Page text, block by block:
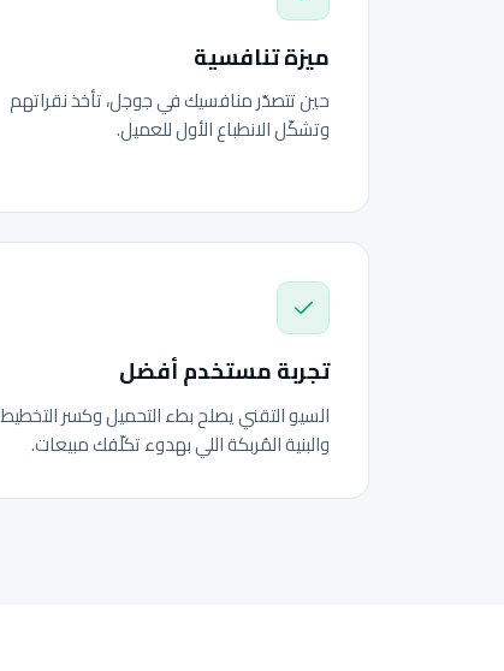
ميزة تنافسية
حين تتصدّر منافسيك في جوجل، تأخذ نقراتهم
وتشكّل الانطباع الأول للعميل.
تجربة مستخدم أفضل
السيو التقني يصلح بطء التحميل وكسر التخطيط
والبنية المُربكة اللي بهدوء تكلّفك مبيعات.